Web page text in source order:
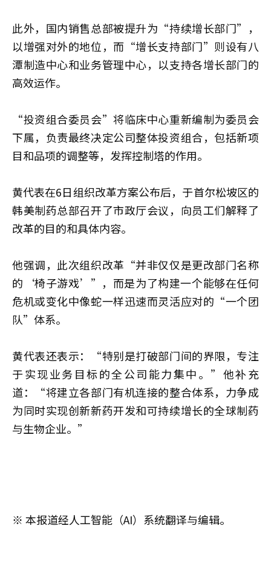
此外，国内销售总部被提升为“持续增长部门”，
以增强对外的地位，而“增长支持部门”则设有八
潭制造中心和业务管理中心，以支持各增长部门的
高效运作。
“投资组合委员会”将临床中心重新编制为委员会
下属，负责最终决定公司整体投资组合，包括新项
目和品项的调整等，发挥控制塔的作用。
黄代表在6日组织改革方案公布后，于首尔松坡区的
韩美制药总部召开了市政厅会议，向员工们解释了
改革的目的和具体内容。
他强调，此次组织改革“并非仅仅是更改部门名称
的‘椅子游戏’”，而是为了构建一个能够在任何
危机或变化中像蛇一样迅速而灵活应对的“一个团
队”体系。
黄代表还表示：“特别是打破部门间的界限，专注
于实现业务目标的全公司能力集中。”他补充
道：“将建立各部门有机连接的整合体系，力争成
为同时实现创新新药开发和可持续增长的全球制药
与生物企业。”
※ 本报道经人工智能（AI）系统翻译与编辑。